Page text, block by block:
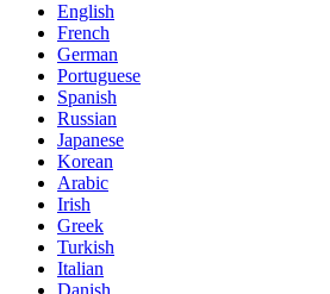
English
French
German
Portuguese
Spanish
Russian
Japanese
Korean
Arabic
Irish
Greek
Turkish
Italian
Danish